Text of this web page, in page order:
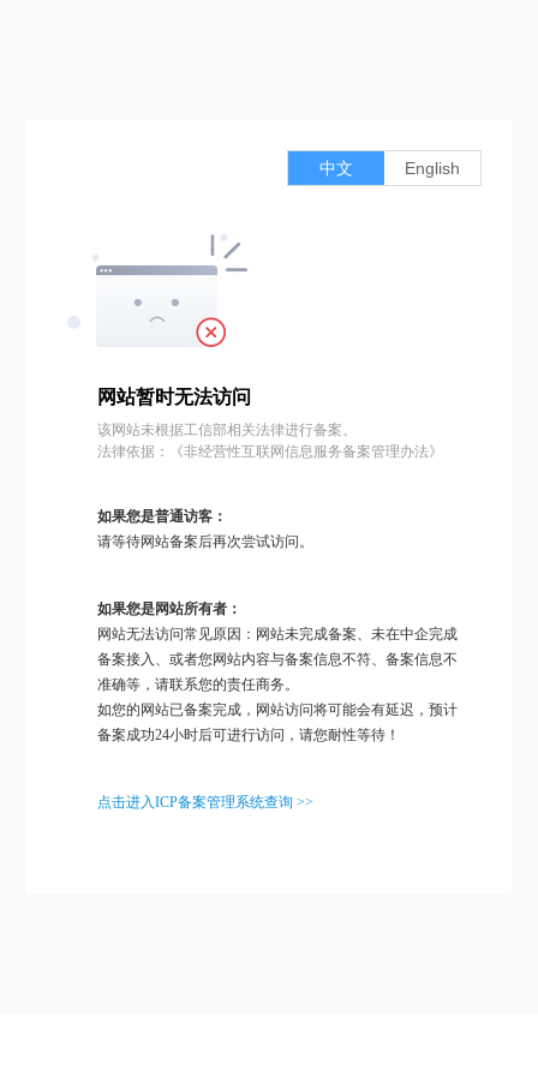
中文 English
网站暂时无法访问
该网站未根据工信部相关法律进行备案。
法律依据：《非经营性互联网信息服务备案管理办法》
如果您是普通访客：
请等待网站备案后再次尝试访问。
如果您是网站所有者：
网站无法访问常见原因：网站未完成备案、未在中企完成
备案接入、或者您网站内容与备案信息不符、备案信息不
准确等，请联系您的责任商务。
如您的网站已备案完成，网站访问将可能会有延迟，预计
备案成功24小时后可进行访问，请您耐性等待！
点击进入ICP备案管理系统查询 >>